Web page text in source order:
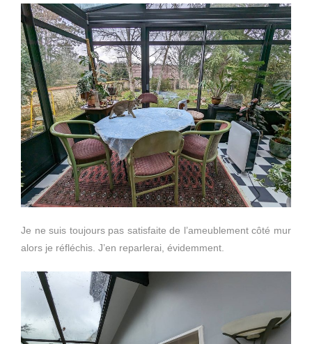
Je ne suis toujours pas satisfaite de l’ameublement côté mur
alors je réfléchis. J’en reparlerai, évidemment.